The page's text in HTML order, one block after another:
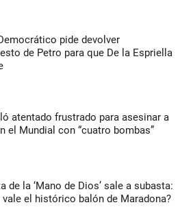
pide devolver
de Petro para que De la Espriella
atentado frustrado para asesinar a
el Mundial con “cuatro bombas”
de la ‘Mano de Dios’ sale a subasta:
vale el histórico balón de Maradona?